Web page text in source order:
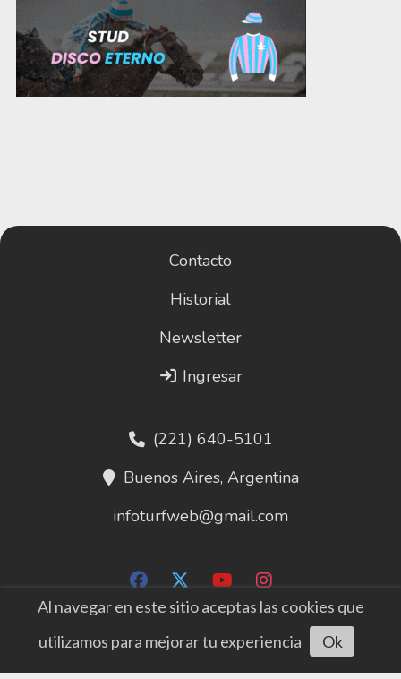
Contacto
Historial
Newsletter
Ingresar
(221) 640-5101
Buenos Aires, Argentina
infoturfweb@gmail.com
Al navegar en este sitio aceptas las cookies que
utilizamos para mejorar tu experiencia
Ok